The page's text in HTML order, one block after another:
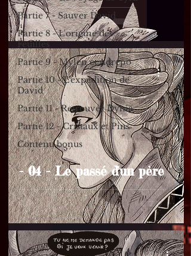
Partie 7 - Sauver David
Partie 8 - L'origine des
Feuilles
Partie 9 - Mylen et Adrepo
Partie 10 - L'expédition de
David
Partie 11 - Retrouver Dynia
Partie 12 - Cristaux et Pins
Contenu bonus
- 04 - Le passé d'un père